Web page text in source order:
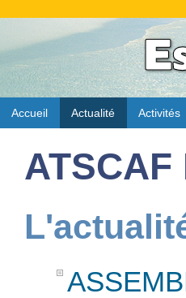
Accueil Actualité Activités